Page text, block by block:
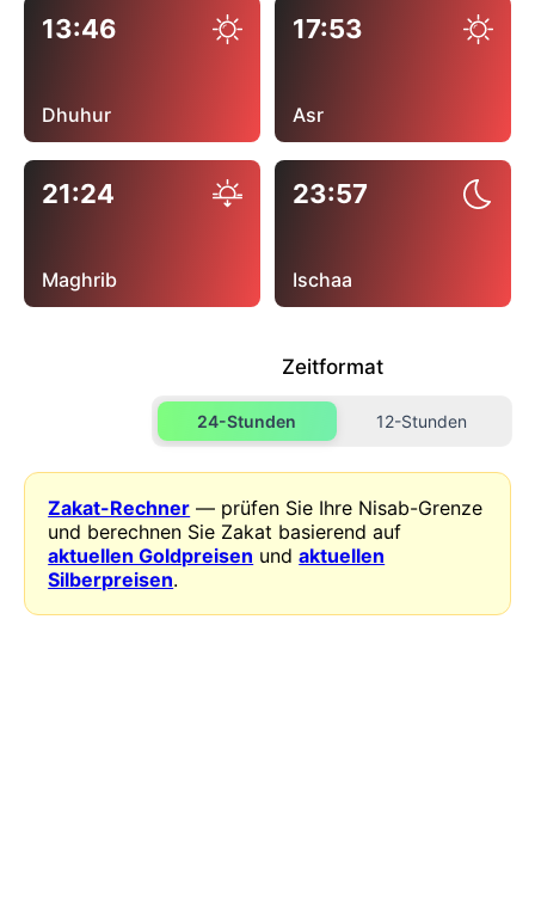
13:46
Dhuhur
17:53
Asr
21:24
Maghrib
23:57
Ischaa
Zeitformat
24-Stunden 12-Stunden
Zakat-Rechner — prüfen Sie Ihre Nisab-Grenze
und berechnen Sie Zakat basierend auf
aktuellen Goldpreisen undaktuellen
Silberpreisen.